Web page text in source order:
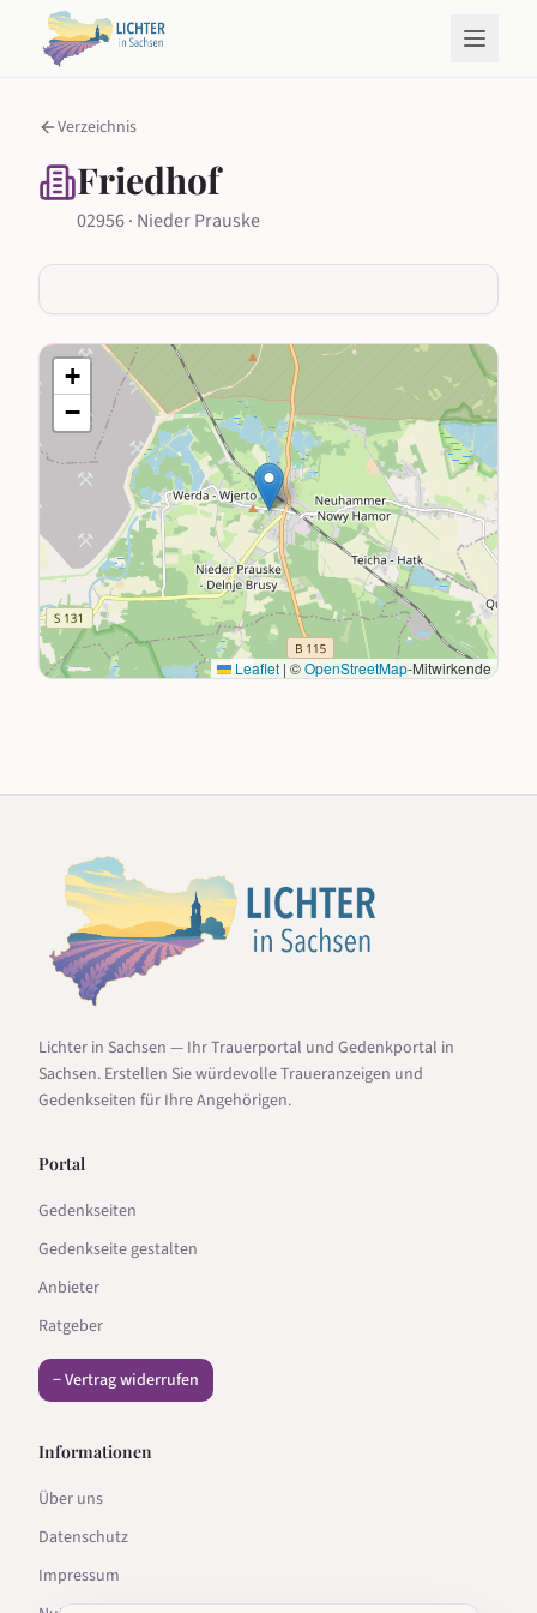
Verzeichnis
Friedhof
02956 · Nieder Prauske
+
−
Leaflet | ©OpenStreetMap-Mitwirkende
Lichter in Sachsen — Ihr Trauerportal und Gedenkportal in
Sachsen. Erstellen Sie würdevolle Traueranzeigen und
Gedenkseiten für Ihre Angehörigen.
Portal
Gedenkseiten
Gedenkseite gestalten
Anbieter
Ratgeber
− Vertrag widerrufen
Informationen
Über uns
Datenschutz
Impressum